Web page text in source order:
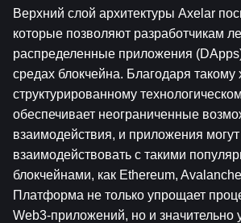
Верхний слой архитектуры Axelar
которые позволяют разработчикам
распределенные приложения
средах блокчейна. Благодаря
структурированному
обеспечивает неограниченные
взаимодействия, и приложения могут
взаимодействовать с такими
блокчейнами, как Ethereum,
Платформа не только упрощает
Web3-приложений, но и значительно